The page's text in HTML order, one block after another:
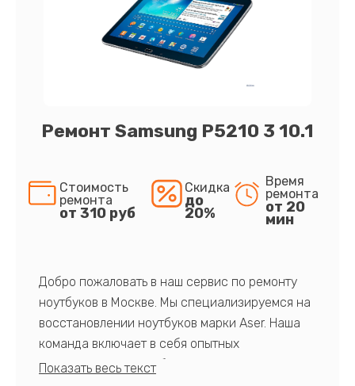
Ремонт Samsung P5210 3 10.1
Стоимость
ремонта
от 310 руб
Скидка
до
20%
Время
ремонта
от 20
мин
Добро пожаловать в наш сервис по ремонту
ноутбуков в Москве. Мы специализируемся на
восстановлении ноутбуков марки Aser. Наша
команда включает в себя опытных
профессионалов с обширными знаниями и